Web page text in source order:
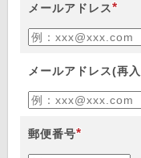
メールアドレス*
メールアドレス(再
郵便番号*